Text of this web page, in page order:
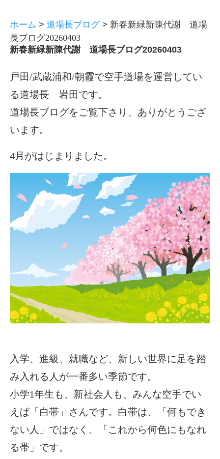
ホーム > 道場長ブログ> 新春新緑新陳代謝 道場
長ブログ20260403
新春新緑新陳代謝 道場長ブログ20260403
戸田/武蔵浦和/朝霞で空手道場を運営してい
る道場長 岩田です。
道場長ブログをご覧下さり、ありがとうござ
います。
4月がはじまりました。
入学、進級、就職など、新しい世界に足を踏
み入れる人が一番多い季節です。
小学1年生も、新社会人も、みんな空手でい
えば「白帯」さんです。白帯は、「何もでき
ない人」ではなく、「これから何色にもなれ
る帯」です。